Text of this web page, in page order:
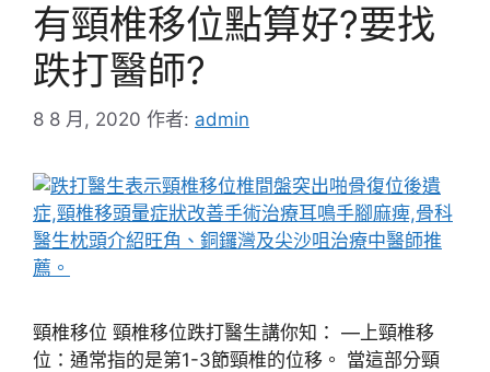
有頸椎移位點算好?要找
跌打醫師?
8 8 月, 2020 作者: admin
頸椎移位 頸椎移位跌打醫生講你知： —上頸椎移
位：通常指的是第1-3節頸椎的位移。 當這部分頸